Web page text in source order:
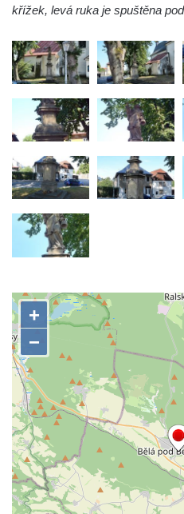
Socha Včela v ZOO Hluboká
Lysá nad Labem, barokní
Socha Nosorožík v ZOO
Socha Rosomák v ZOO
Socha Beruška v ZOO Hluboká
Socha Vážka v ZOO Hluboká
Socha Volavka v ZOO Hluboká
Lavička Kůň Převalského v
Socha Opičákovník v ZOO
Socha Mystik v ZOO Hluboká
Reliéf Rodina a práce na
čp. 69/1 v Českých
Socha Jana Valeria Jirsíka u
Českých Budějovicích
Socha Krista klesajícího pod
kostela svatého Mikuláše v
Budějovicích
Socha svatého Jana
kostela svaté Rodiny v Českých
křížek, levá ruka je spuštěna